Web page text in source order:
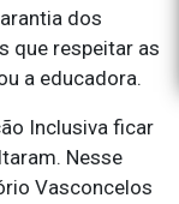
dos
que respeitar as
a educadora.
Inclusiva ficar
Nesse
Vasconcelos